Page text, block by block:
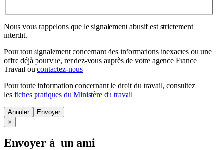
Nous vous rappelons que le signalement abusif est strictement
interdit.
Pour tout signalement concernant des informations inexactes ou une
offre déjà pourvue, rendez-vous auprès de votre agence France
Travail ou contactez-nous
Pour toute information concernant le droit du travail, consultez
les fiches pratiques du Ministère du travail
Annuler
×
Envoyer à un ami